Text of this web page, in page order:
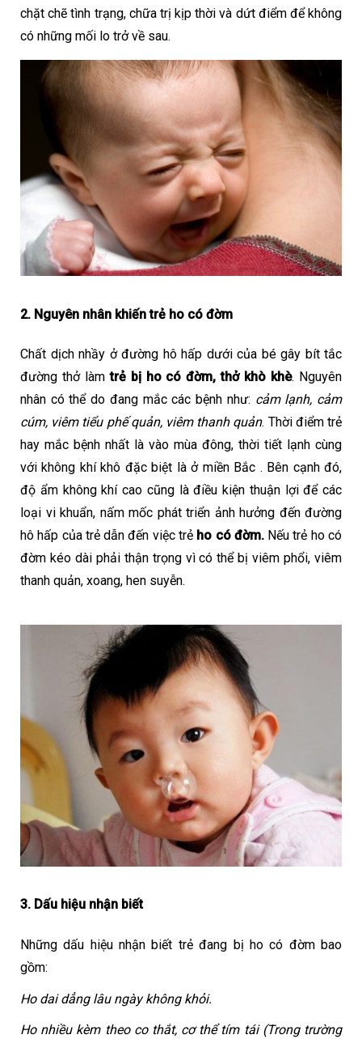
chặt chẽ tình trạng, chữa trị kịp thời và dứt điểm để không
có những mối lo trở về sau.
2. Nguyên nhân khiến trẻ ho có đờm
Chất dịch nhầy ở đường hô hấp dưới của bé gây bít tắc
đường thở làm trẻ bị ho có đờm, thở khò khè. Nguyên
nhân có thể do đang mắc các bệnh như: cảm lạnh, cảm
cúm, viêm tiểu phế quản, viêm thanh quản. Thời điểm trẻ
hay mắc bệnh nhất là vào mùa đông, thời tiết lạnh cùng
với không khí khô đặc biệt là ở miền Bắc . Bên cạnh đó,
độ ẩm không khí cao cũng là điều kiện thuận lợi để các
loại vi khuẩn, nấm mốc phát triển ảnh hưởng đến đường
hô hấp của trẻ dẫn đến việc trẻ ho có đờm. Nếu trẻ ho có
đờm kéo dài phải thận trọng vì có thể bị viêm phổi, viêm
thanh quản, xoang, hen suyễn.
3. Dấu hiệu nhận biết
Những dấu hiệu nhận biết trẻ đang bị ho có đờm bao
gồm:
Ho dai dẳng lâu ngày không khỏi.
Ho nhiều kèm theo co thắt, cơ thể tím tái (Trong trường